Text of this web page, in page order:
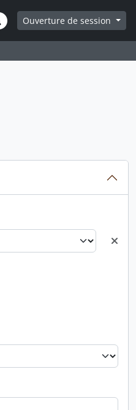
rapides
Ouverture de session